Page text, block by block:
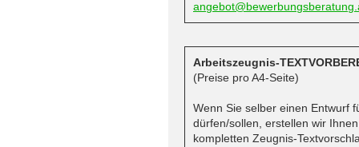
Arbeitszeugnis-
(Preise pro A4-Seite)
Wenn Sie selber einen Entwurf
dürfen/sollen, erstellen wir
kompletten Zeugnis-